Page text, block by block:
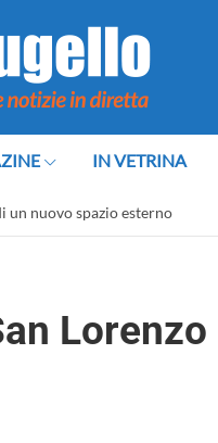
IN VETRINA
un nuovo spazio esterno
Lorenzo